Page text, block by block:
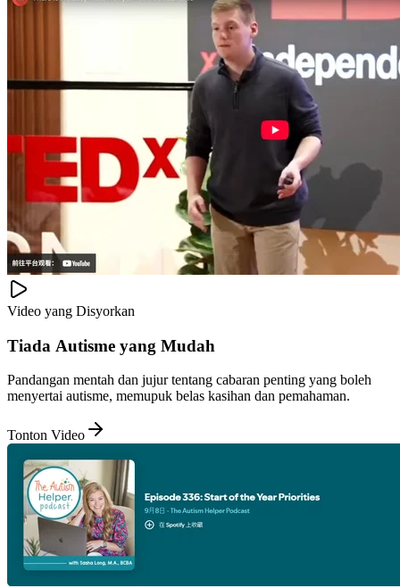
Video yang Disyorkan
Tiada Autisme yang Mudah
Pandangan mentah dan jujur tentang cabaran penting yang boleh
menyertai autisme, memupuk belas kasihan dan pemahaman.
Tonton Video